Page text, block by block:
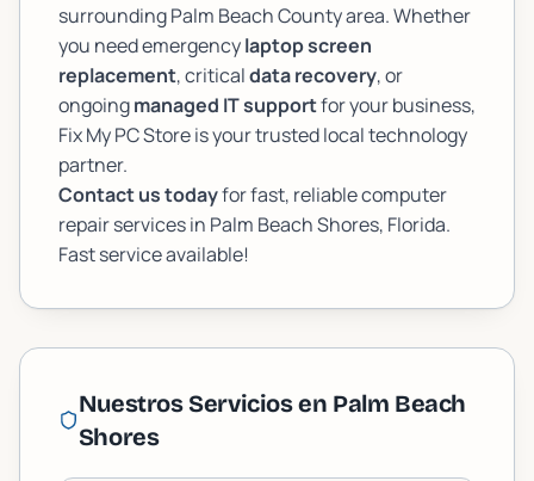
surrounding Palm Beach County area. Whether
you need emergencylaptop screen
replacement, criticaldata recovery, or
ongoingmanaged IT supportfor your business,
Fix My PC Store is your trusted local technology
partner.
Contact us todayfor fast, reliable computer
repair services in Palm Beach Shores, Florida.
Fast service available!
Nuestros Servicios en Palm Beach
Shores